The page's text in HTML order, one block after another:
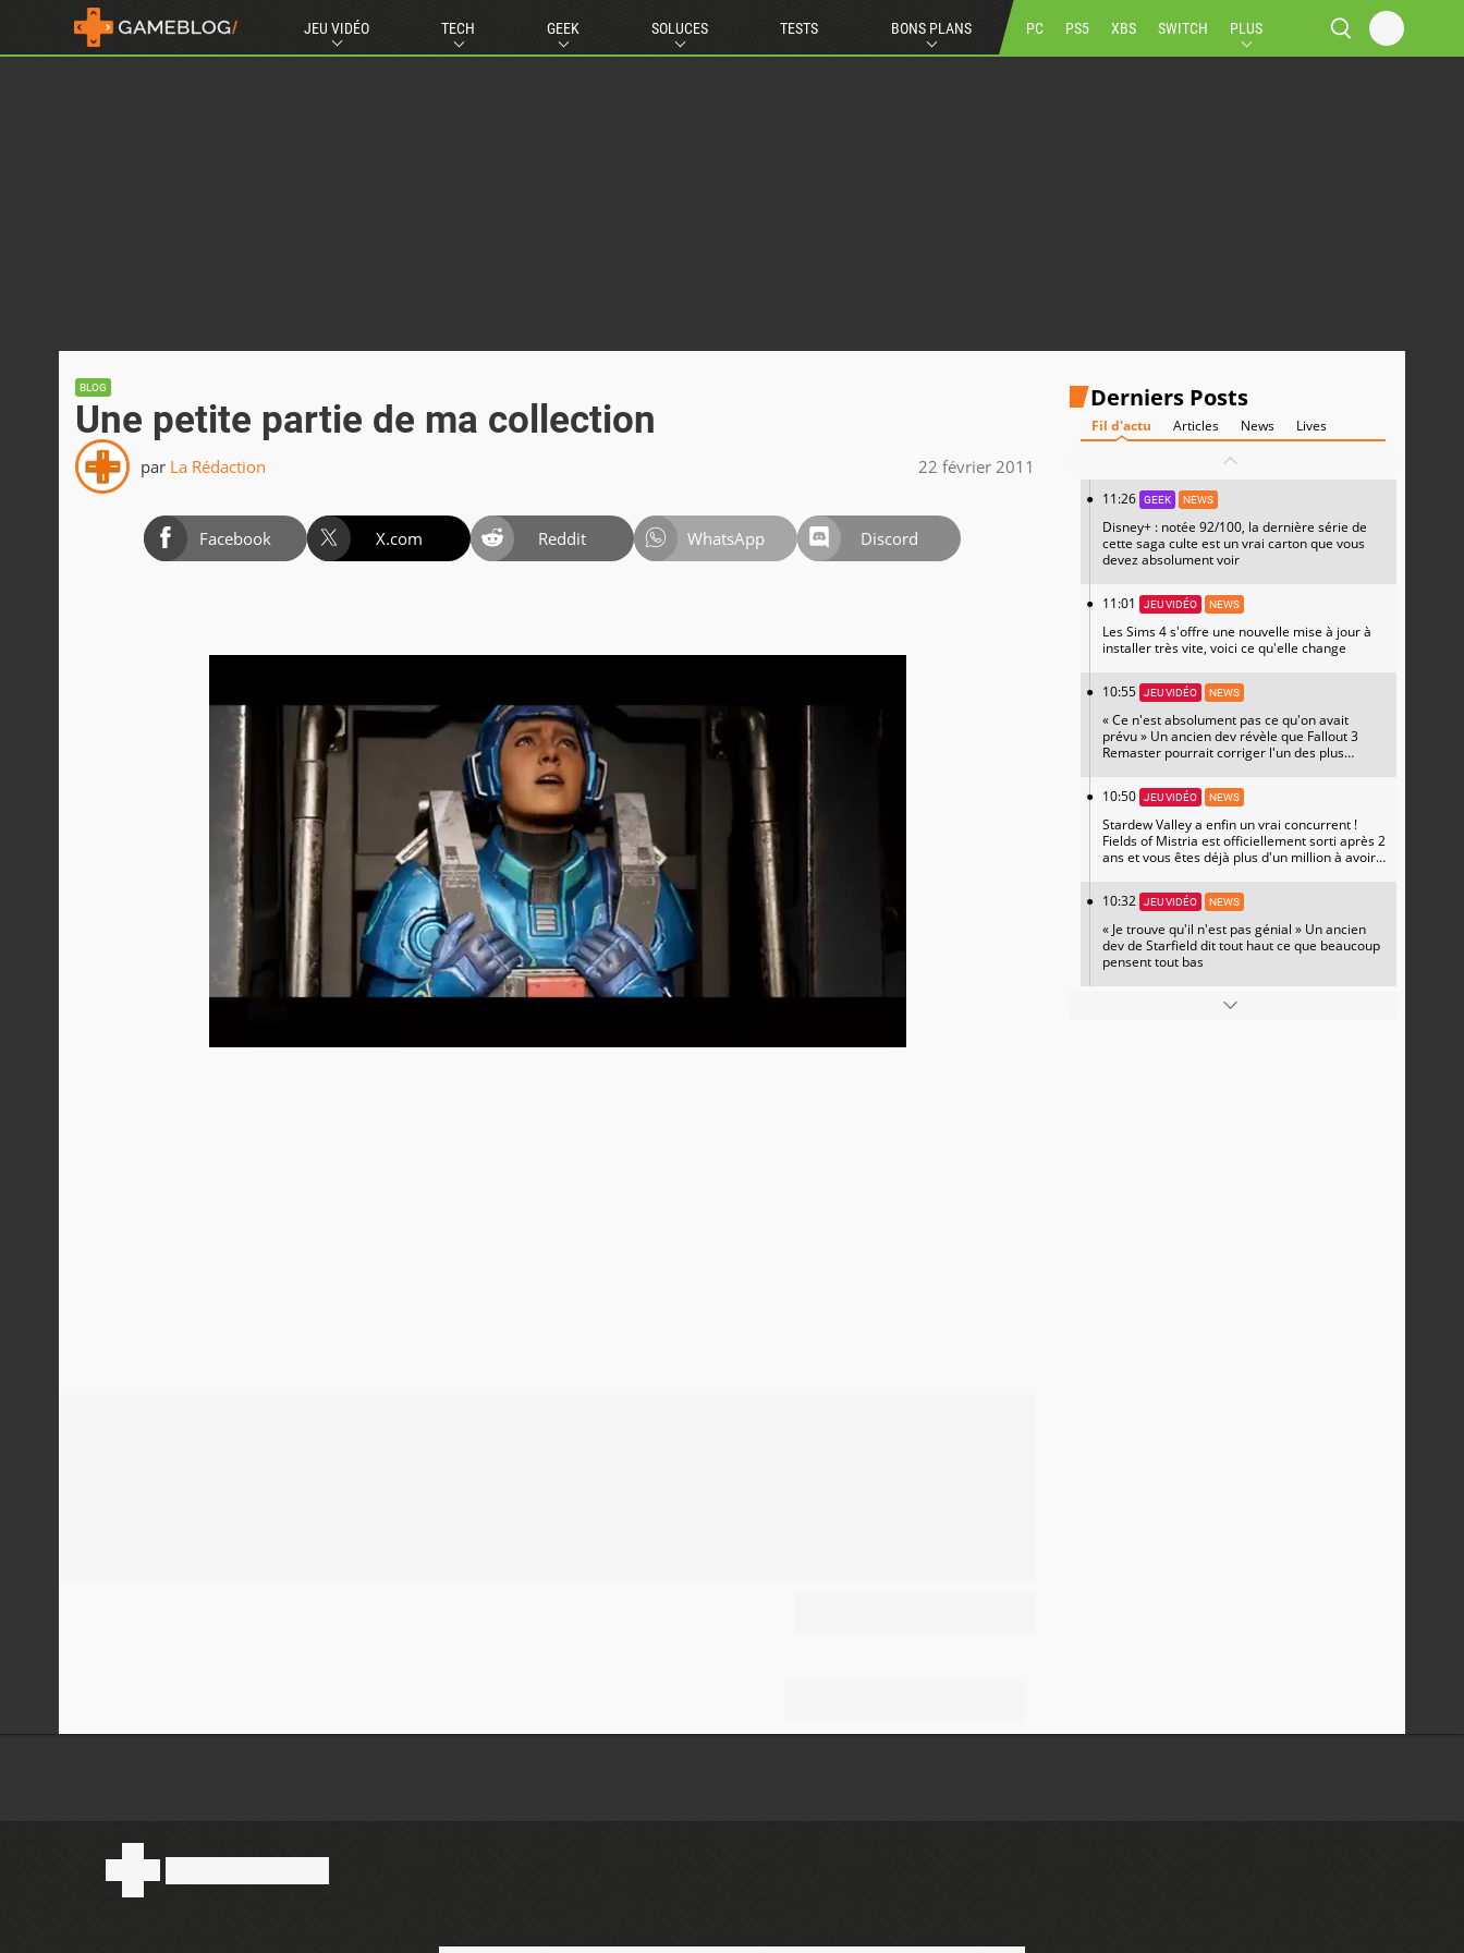
JEU VIDÉO TECH GEEK SOLUCES TESTS BONS PLANS PC PS5 XBS SWITCH PLUS
BLOG
Une petite partie de ma collection
par La Rédaction 22 février 2011
Facebook X.com Reddit WhatsApp Discord
Derniers Posts
Fil d'actu Articles News Lives
11:26 GEEK NEWS
Disney+ : notée 92/100, la dernière série de
cette saga culte est un vrai carton que vous
devez absolument voir
11:01 JEU VIDÉO NEWS
Les Sims 4 s'offre une nouvelle mise à jour à
installer très vite, voici ce qu'elle change
10:55 JEU VIDÉO NEWS
« Ce n'est absolument pas ce qu'on avait
prévu » Un ancien dev révèle que Fallout 3
Remaster pourrait corriger l'un des plus
10:50
JEU VIDÉO NEWS
Stardew Valley a enfin un vrai concurrent !
Fields of Mistria est officiellement sorti après 2
ans et vous êtes déjà plus d'un million à avoir
10:32
JEU VIDÉO NEWS
« Je trouve qu'il n'est pas génial » Un ancien
dev de Starfield dit tout haut ce que beaucoup
pensent tout bas